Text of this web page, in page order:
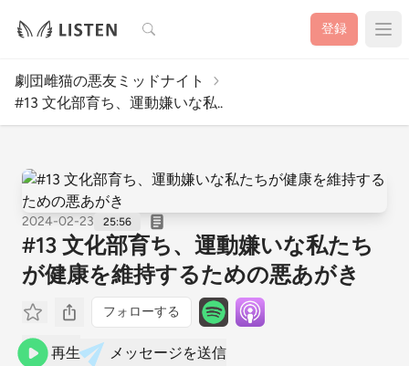
検索 登録
劇団雌猫の悪友ミッドナイト
#13 文化部育ち、運動嫌いな私..
2024-02-23 25:56
#13 文化部育ち、運動嫌いな私たち
が健康を維持するための悪あがき
フォローする
再生 メッセージを送信